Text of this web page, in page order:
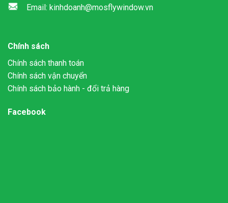
Email: kinhdoanh@mosflywindow.vn
Chính sách
Chính sách thanh toán
Chính sách vận chuyển
Chính sách bảo hành - đổi trả hàng
Facebook